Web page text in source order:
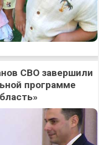
СВО завершили
программе